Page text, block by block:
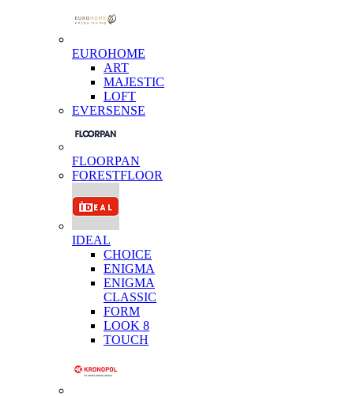
EUROHOME
ART
MAJESTIC
LOFT
EVERSENSE
FLOORPAN
FORESTFLOOR
IDEAL
CHOICE
ENIGMA
ENIGMA
CLASSIC
FORM
LOOK 8
TOUCH